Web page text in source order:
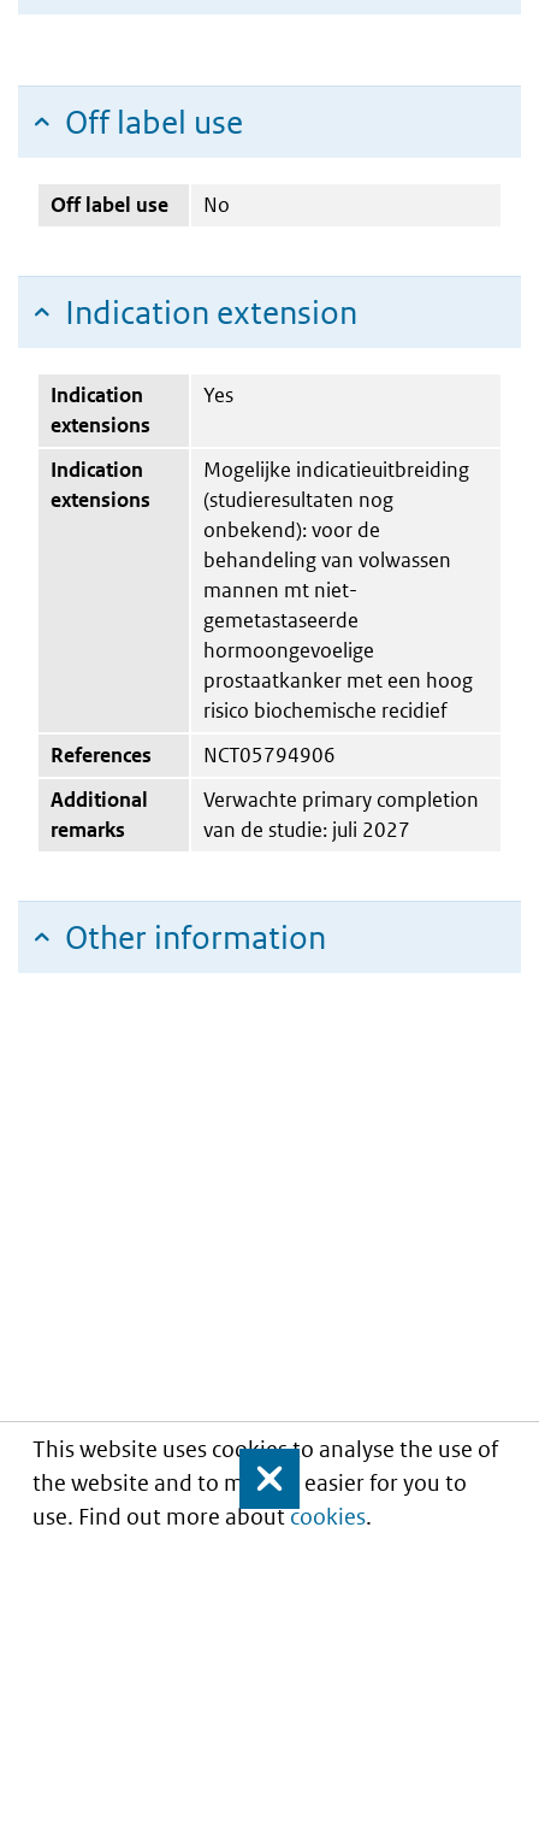
This website uses cookies to analyse the use of
the website and to make it easier for you to
use. Find out more aboutcookies.
Close
Off label use
Off label use No
Indication extension
Indication
extensions
Yes
Indication
extensions
Mogelijke indicatieuitbreiding
(studieresultaten nog
onbekend): voor de
behandeling van volwassen
mannen mt niet-
gemetastaseerde
hormoongevoelige
prostaatkanker met een hoog
risico biochemische recidief
References
NCT05794906
Additional
remarks
Verwachte primary completion
van de studie: juli 2027
Other information